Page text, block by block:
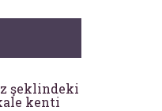
şeklindeki
kenti